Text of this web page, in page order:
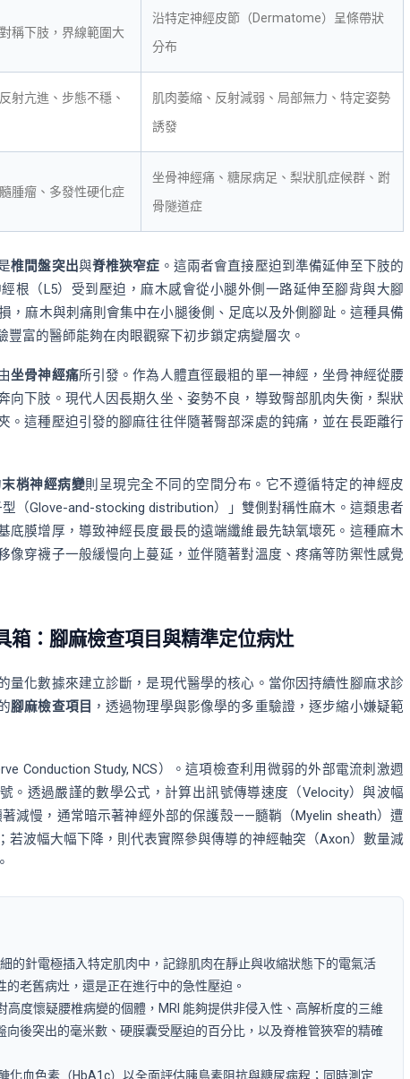
稱下肢，界線範圍大
沿特定神經皮節（Dermatome）呈條帶狀
分布
射亢進、步態不穩、
肌肉萎縮、反射減弱、局部無力、特定姿勢
誘發
腫瘤、多發性硬化症
坐骨神經痛、糖尿病足、梨狀肌症候群、跗
骨隧道症
椎間盤突出與脊椎狹窄症 。這兩者會直接壓迫到準備延伸至下肢的
根（L5）受到壓迫，麻木感會從小腿外側一路延伸至腳背與大腳
，麻木與刺痛則會集中在小腿後側、足底以及外側腳趾。這種具備
富的醫師能夠在肉眼觀察下初步鎖定病變層次。
坐骨神經痛所引發。作為人體直徑最粗的單一神經，坐骨神經從腰
向下肢。現代人因長期久坐、姿勢不良，導致臀部肌肉失衡，梨狀
。這種壓迫引發的腳麻往往伴隨著臀部深處的鈍痛，並在長距離行
末梢神經病變則呈現完全不同的空間分布。它不遵循特定的神經皮
（Glove-and-stocking distribution）」雙側對稱性麻木。這類患者
底膜增厚，導致神經長度最長的遠端纖維最先缺氧壞死。這種麻木
像穿襪子一般緩慢向上蔓延，並伴隨著對溫度、疼痛等防禦性感覺
箱：腳麻檢查項目與精準定位病灶
量化數據來建立診斷，是現代醫學的核心。當你因持續性腳麻求診
腳麻檢查項目 ，透過物理學與影像學的多重驗證，逐步縮小嫌疑範
Conduction Study, NCS）。這項檢查利用微弱的外部電流刺激週
。透過嚴謹的數學公式，計算出訊號傳導速度（Velocity）與波幅
著減慢，通常暗示著神經外部的保護殼——髓鞘（Myelin sheath）遭
若波幅大幅下降，則代表實際參與傳導的神經軸突（Axon）數量減
的針電極插入特定肌肉中，記錄肌肉在靜止與收縮狀態下的電氣活
老舊病灶，還是正在進行中的急性壓迫。
高度懷疑腰椎病變的個體，MRI 能夠提供非侵入性、高解析度的三維
向後突出的毫米數、硬膜囊受壓迫的百分比，以及脊椎管狹窄的精確
化血色素（HbA1c）以全面評估胰島素阻抗與糖尿病程；同時測定